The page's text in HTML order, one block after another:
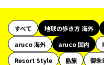
すべて 地球の歩き方 海外
aruco 海外
aruco 国内
Resort Style
島旅 御朱